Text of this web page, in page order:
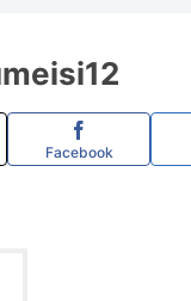
Facebook